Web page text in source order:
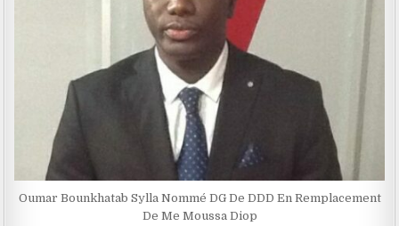
Oumar Bounkhatab Sylla Nommé DG De DDD En Remplacement
De Me Moussa Diop